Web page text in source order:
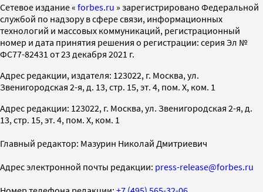
Cетевое издание « forbes.ru » зарегистрировано Федеральной
службой по надзору в сфере связи, информационных
технологий и массовых коммуникаций, регистрационный
номер и дата принятия решения о регистрации: серия Эл №
ФС77-82431 от 23 декабря 2021 г.
Адрес редакции, издателя: 123022, г. Москва, ул.
Звенигородская 2-я, д. 13, стр. 15, эт. 4, пом. X, ком. 1
Адрес редакции: 123022, г. Москва, ул. Звенигородская 2-я, д.
13, стр. 15, эт. 4, пом. X, ком. 1
Главный редактор: Мазурин Николай Дмитриевич
Адрес электронной почты редакции: press-release@forbes.ru